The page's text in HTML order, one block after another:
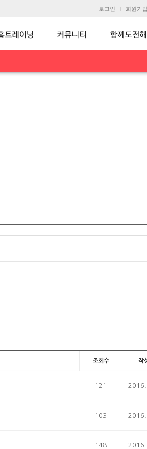
로그인 회원가입
조회수 작
121
103
148